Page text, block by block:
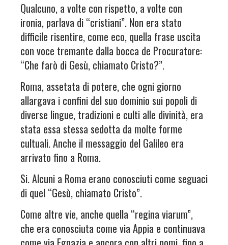
Qualcuno, a volte con rispetto, a volte con
ironia, parlava di “cristiani”. Non era stato
difficile risentire, come eco, quella frase uscita
con voce tremante dalla bocca de Procuratore:
“Che farò di Gesù, chiamato Cristo?”.
Roma, assetata di potere, che ogni giorno
allargava i confini del suo dominio sui popoli di
diverse lingue, tradizioni e culti alle divinità, era
stata essa stessa sedotta da molte forme
cultuali. Anche il messaggio del Galileo era
arrivato fino a Roma.
Si. Alcuni a Roma erano conosciuti come seguaci
di quel “Gesù, chiamato Cristo”.
Come altre vie, anche quella “regina viarum”,
che era conosciuta come via Appia e continuava